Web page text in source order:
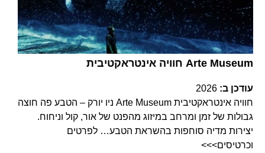
חוויה אינטראקטיבית Arte Museum
עודכן ב: 2026
חוויה אינטראקטיבית Arte Museum ניו יורק – הטבע פה חוצה
גבולות של זמן ומרחב במיזוג מהפנט של אור, קול וניחוח.
יצירות מדיה סוחפות בהשראת הטבע… לפרטים
וכרטיסים>>>